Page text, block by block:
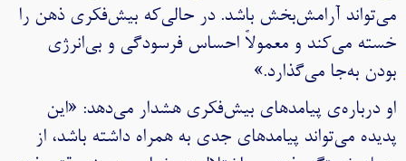
می‌تواند آرامش‌بخش باشد. در حالی‌که بیش‌فکری ذهن را
خسته می‌کند و معمولاً احساس فرسودگی و بی‌انرژی
بودن به‌جا می‌گذارد.»
او درباره‌ی پیامدهای بیش‌فکری هشدار می‌دهد: «این
پدیده می‌تواند پیامدهای جدی به همراه داشته باشد، از